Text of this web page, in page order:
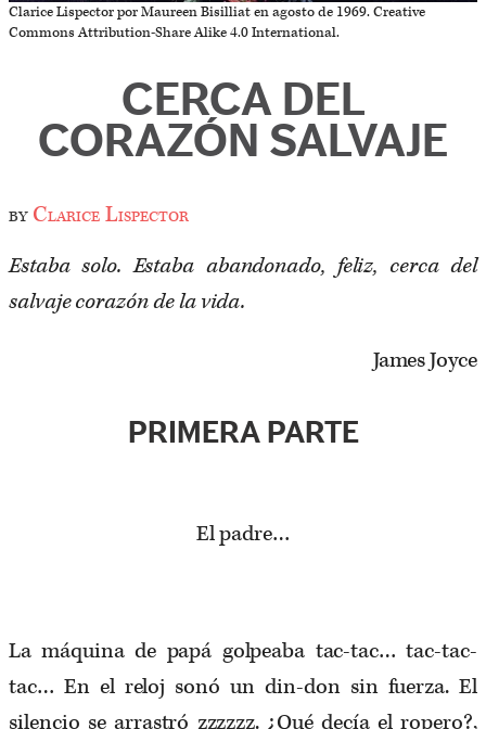
Clarice Lispector por Maureen Bisilliat en agosto de 1969. Creative
Commons Attribution-Share Alike 4.0 International.
CERCA DEL
CORAZÓN SALVAJE
byClarice Lispector
Estaba solo. Estaba abandonado, feliz, cerca del
salvaje corazón de la vida.
James Joyce
PRIMERA PARTE
El padre…
La máquina de papá golpeaba tac-tac… tac-tac-
tac… En el reloj sonó un din-don sin fuerza. El
silencio se arrastró zzzzzz. ¿Qué decía el ropero?,